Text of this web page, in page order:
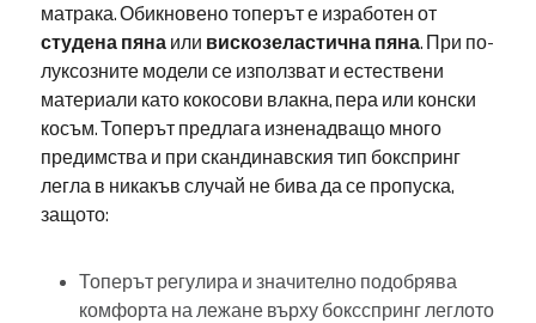
матрака. Обикновено топерът е изработен от
студена пяна или вискозеластична пяна. При по-
луксозните модели се използват и естествени
материали като кокосови влакна, пера или конски
косъм. Топерът предлага изненадващо много
предимства и при скандинавския тип бокспринг
легла в никакъв случай не бива да се пропуска,
защото:
Топерът регулира и значително подобрява
комфорта на лежане върху боксспринг леглото